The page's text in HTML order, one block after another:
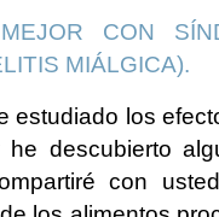
CON
MIÁLGICA).
estudiado los
descubierto
con